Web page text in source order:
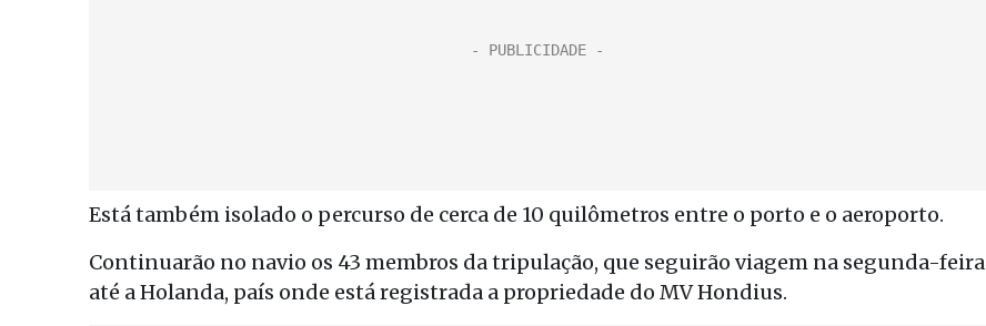
Está também isolado o percurso de cerca de 10 quilômetros entre o porto e o aeroporto.
Continuarão no navio os 43 membros da tripulação, que seguirão viagem na segunda-feira
até a Holanda, país onde está registrada a propriedade do MV Hondius.